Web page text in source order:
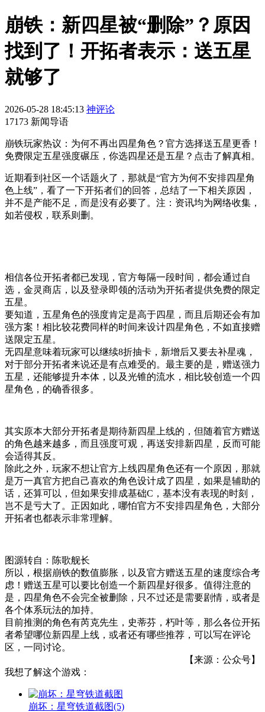
崩铁：新四星被“删除”？原因
找到了！开拓者表示：送五星
就够了
2026-05-28 18:45:13 神评论
17173 新闻导语
崩铁玩家热议：为何不再出四星角色？官方选择送五星更香！
免费限定五星强度碾压，你选四星还是五星？点击了解真相。
近期看到社区一个话题火了，那就是“官方为何不安排四星角
色上线”，看了一下开拓者们的回答，总结了一下相关原因，
并不是产能不足，而是没有必要了。注：资讯均为网络收集，
如若侵权，联系则删。
相信各位开拓者都已发现，官方每隔一段时间，都会通过自
选，金灵商店，以及登录即领的活动为开拓者提供免费的限定
五星。
要知道，五星角色的强度肯定是高于四星，而且后期还会有加
强方案！相比较花费同样的时间来设计四星角色，不如直接赠
送限定五星。
无四星意味着玩家可以继续8折抽卡，新增后又要去补星魂，
对于部分开拓者来说还是有点难受的。最主要的是，赠送强力
五星，还能够提升本体，以及光锥的流水，相比较创造一个四
星角色，的确香很多。
其实原本大部分开拓者是期待新四星上线的，但随着官方赠送
的角色越来越多，而且强度可观，再送安排新四星，反而可能
会适得其反。
除此之外，玩家不想让官方上线四星角色还有一个原因，那就
是万一真官方把自己喜欢的角色设计成了四星，如果是辅助的
话，还算可以，但如果安排成基础C，基本没有表现的时刻，
岂不是亏大了。正因如此，哪怕官方不安排四星角色，大部分
开拓者也都表示非常理解。
图源转自：陈歌舰长
所以，根据崩铁的数值膨胀，以及官方赠送五星的速度综合考
虑！赠送五星可以要比创造一个新四星好很多。值得注意的
是，四星角色不会完全被删除，只不过还是需要剧情，或者是
各个体系玩法的加持。
目前推测的角色有芮克先生，史蒂芬，朽叶等，那么各位开拓
者希望哪位新四星上线，或者还有哪些推荐，可以写在评论
区，一同讨论。
【来源：公众号】
我想了解这个游戏：
崩坏：星穹铁道截图(5)